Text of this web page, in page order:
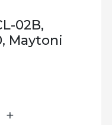
02B,
Maytoni
+